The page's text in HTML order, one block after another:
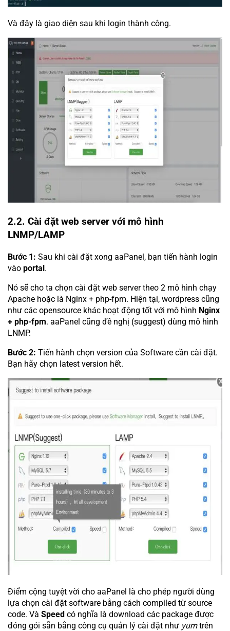
Và đây là giao diện sau khi login thành công.
2.2. Cài đặt web server với mô hình
LNMP/LAMP
Bước 1: Sau khi cài đặt xong aaPanel, bạn tiến hành login
vào portal.
Nó sẽ cho ta chọn cài đặt web server theo 2 mô hình chạy
Apache hoặc là Nginx + php-fpm. Hiện tại, wordpress cũng
như các opensource khác hoạt động tốt với mô hình Nginx
+ php-fpm. aaPanel cũng đề nghị (suggest) dùng mô hình
LNMP.
Bước 2: Tiến hành chọn version của Software cần cài đặt.
Bạn hãy chọn latest version hết.
Điểm cộng tuyệt vời cho aaPanel là cho phép người dùng
lựa chọn cài đặt software bằng cách compiled từ source
code. Và Speed có nghĩa là download các package được
đóng gói sẵn bằng công cụ quản lý cài đặt như yumtrên